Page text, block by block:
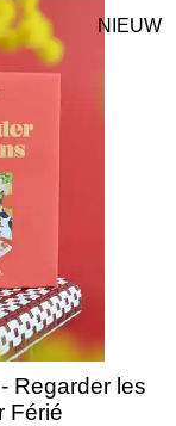
NIEUW
Regarder les
Férié